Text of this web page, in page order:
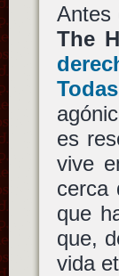
Antes
The
es
vive
cerca
que
que,
vida